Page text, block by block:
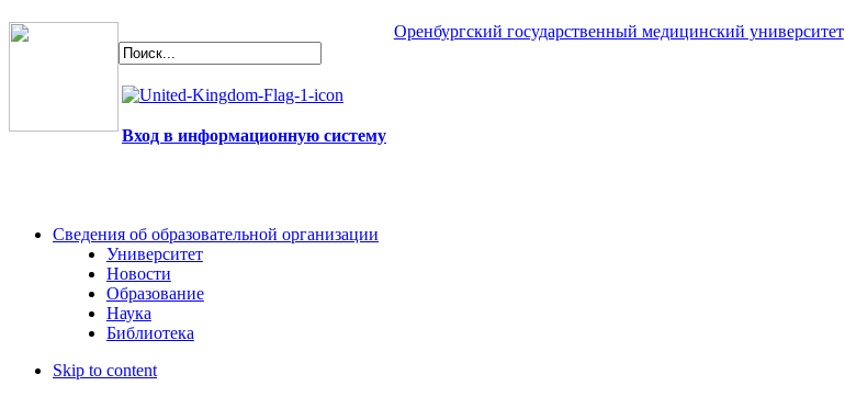
Оренбургский государственный медицинский университет
Вход в информационную систему
Сведения об образовательной организации
Университет
Новости
Образование
Наука
Библиотека
Skip to content